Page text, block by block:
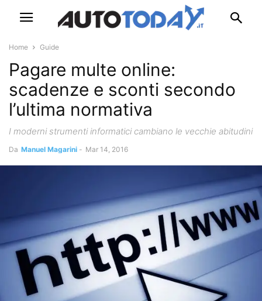
Home Guide
Pagare multe online:
scadenze e sconti secondo
l’ultima normativa
I moderni strumenti informatici cambiano le vecchie abitudini
Da Manuel Magarini - Mar 14, 2016